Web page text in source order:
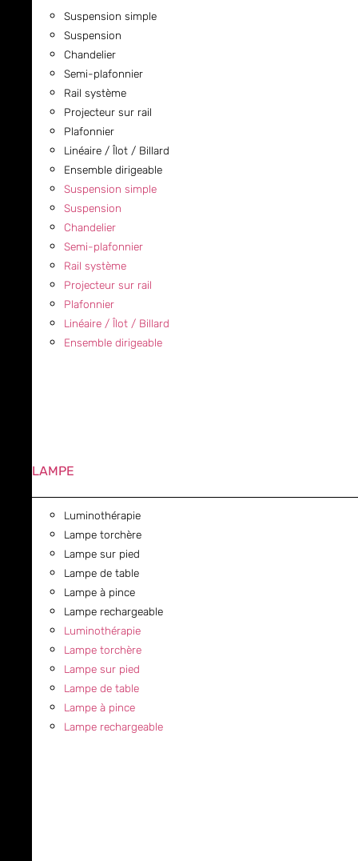
Suspension simple
Suspension
Chandelier
Semi-plafonnier
Rail système
Projecteur sur rail
Plafonnier
Linéaire / Îlot / Billard
Ensemble dirigeable
Suspension simple
Suspension
Chandelier
Semi-plafonnier
Rail système
Projecteur sur rail
Plafonnier
Linéaire / Îlot / Billard
Ensemble dirigeable
LAMPE
Luminothérapie
Lampe torchère
Lampe sur pied
Lampe de table
Lampe à pince
Lampe rechargeable
Luminothérapie
Lampe torchère
Lampe sur pied
Lampe de table
Lampe à pince
Lampe rechargeable